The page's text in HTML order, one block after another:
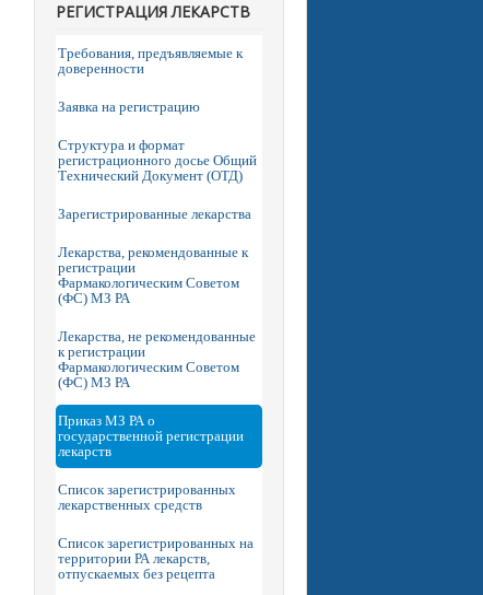
РЕГИСТРАЦИЯ ЛЕКАРСТВ
Требования, предъявляемые к
доверенности
Заявка на регистрацию
Структура и формат
регистрационного досье Общий
Технический Документ (ОТД)
Зарегистрированные лекарства
Лекарства, рекомендованные к
регистрации
Фармакологическим Советом
(ФС) МЗ РА
Лекарства, не рекомендованные
к регистрации
Фармакологическим Советом
(ФС) МЗ РА
Приказ МЗ РА о
государственной регистрации
лекарств
Список зарегистрированных
лекарственных средств
Список зарегистрированных на
территории РА лекарств,
отпускаемых без рецепта